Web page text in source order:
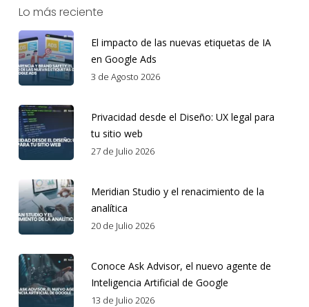
Lo más reciente
El impacto de las nuevas etiquetas de IA
en Google Ads
3 de Agosto 2026
Privacidad desde el Diseño: UX legal para
tu sitio web
27 de Julio 2026
Meridian Studio y el renacimiento de la
analítica
20 de Julio 2026
Conoce Ask Advisor, el nuevo agente de
Inteligencia Artificial de Google
13 de Julio 2026